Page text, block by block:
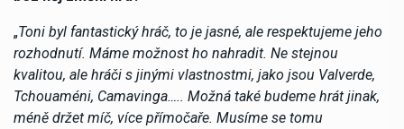
„Toni byl fantastický hráč, to je jasné, ale respektujeme jeho
rozhodnutí. Máme možnost ho nahradit. Ne stejnou
kvalitou, ale hráči s jinými vlastnostmi, jako jsou Valverde,
Tchouaméni, Camavinga….. Možná také budeme hrát jinak,
méně držet míč, více přímočaře. Musíme se tomu